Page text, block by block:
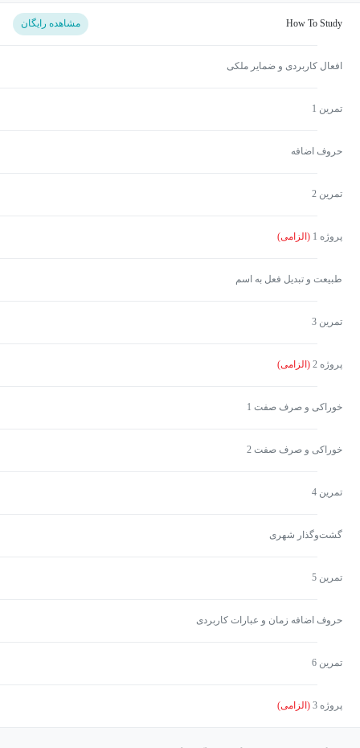
مشاهده رایگان
افعال کاربردی و ضمایر ملکی
تمرین 1
حروف اضافه
تمرین 2
پروژه 1 (الزامی)
طبیعت و تبدیل فعل به اسم
تمرین 3
پروژه 2 (الزامی)
خوراکی و صرف صفت 1
خوراکی و صرف صفت 2
تمرین 4
گشت‌وگذار شهری
تمرین 5
حروف اضافه زمان و عبارات کاربردی
تمرین 6
پروژه 3 (الزامی)